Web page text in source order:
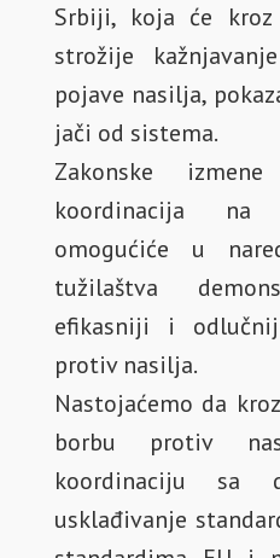
Srbiji, koja će
strožije
pojave nasilja,
jači od sistema.
Zakonske
koordinacija na
omogućiće u
tužilaštva
efikasniji i
protiv nasilja.
Nastojaćemo da
borbu protiv
koordinaciju sa
usklađivanje